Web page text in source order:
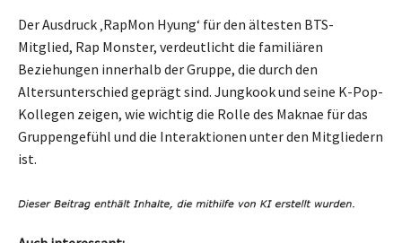
Der Ausdruck ‚RapMon Hyung‘ für den ältesten BTS-
Mitglied, Rap Monster, verdeutlicht die familiären
Beziehungen innerhalb der Gruppe, die durch den
Altersunterschied geprägt sind. Jungkook und seine K-Pop-
Kollegen zeigen, wie wichtig die Rolle des Maknae für das
Gruppengefühl und die Interaktionen unter den Mitgliedern
ist.